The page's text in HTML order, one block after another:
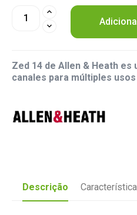
Zed 14 de Allen & Heath es
canales para múltiples
Descrição